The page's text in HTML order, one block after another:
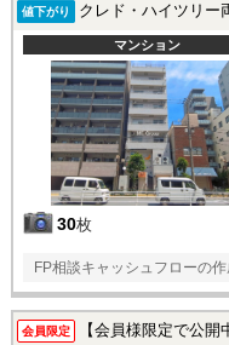
値下がり クレド・ハイツリー
マンション
30枚
FP相談キャッシュフローの
会員限定 【会員様限定で公開